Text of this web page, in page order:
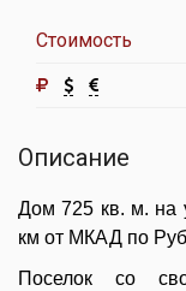
Стоимость
Описание
Дом 725 кв. м. на
км от МКАД по
Поселок со